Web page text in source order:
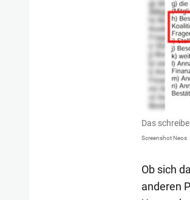
Das
Screenshot Neos
Ob sich
anderen